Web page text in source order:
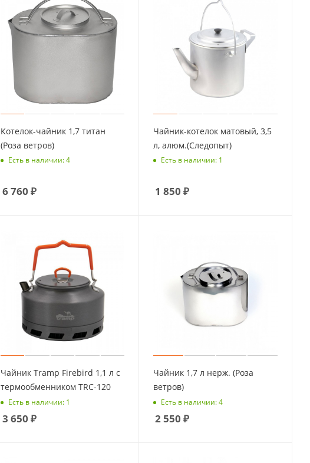
Котелок-чайник 1,7 титан
(Роза ветров)
Есть в наличии: 4
6 760 ₽
Чайник-котелок матовый, 3,5
л, алюм.(Следопыт)
Есть в наличии: 1
1 850 ₽
Чайник Tramp Firebird 1,1 л c
термообменником TRC-120
Есть в наличии: 1
3 650 ₽
Чайник 1,7 л нерж. (Роза
ветров)
Есть в наличии: 4
2 550 ₽